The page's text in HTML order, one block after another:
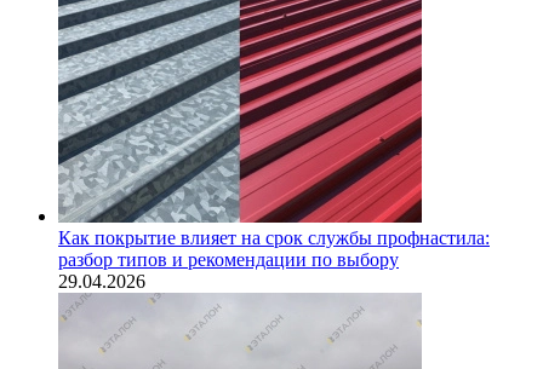
Как покрытие влияет на срок службы профнастила:
разбор типов и рекомендации по выбору
29.04.2026